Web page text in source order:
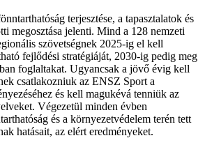
terjesztése, a tapasztalatok és
megosztása jelenti. Mind a 128 nemzeti
szövetségnek 2025-ig el kell
fejlődési stratégiáját, 2030-ig pedig meg
foglaltakat. Ugyancsak a jövő évig kell
csatlakozniuk az ENSZ Sport a
és kell magukévá tenniük az
Végezetül minden évben
és a környezetvédelem terén tett
hatásait, az elért eredményeket.